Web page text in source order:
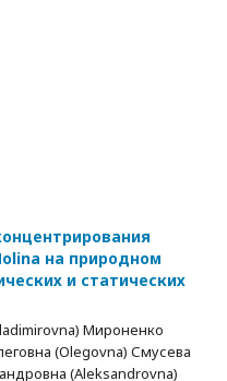
на природном
и статических
Мироненко
(Olegovna) Смусева
(Aleksandrovna)